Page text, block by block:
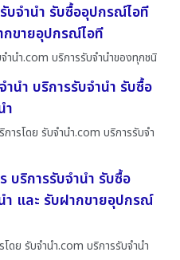
บจำนำ รับซื้ออุปกรณ์ไอที
กขายอุปกรณ์ไอที
านํา.com บริการรับจำนำของทุกชนิ
นำ บริการรับจำนำ รับซื้อ
ำ
ารโดย รับจํานํา.com บริการรับจำ
บริการรับจำนำ รับซื้อ
และ รับฝากขายอุปกรณ์
ดย รับจํานํา.com บริการรับจำนำ